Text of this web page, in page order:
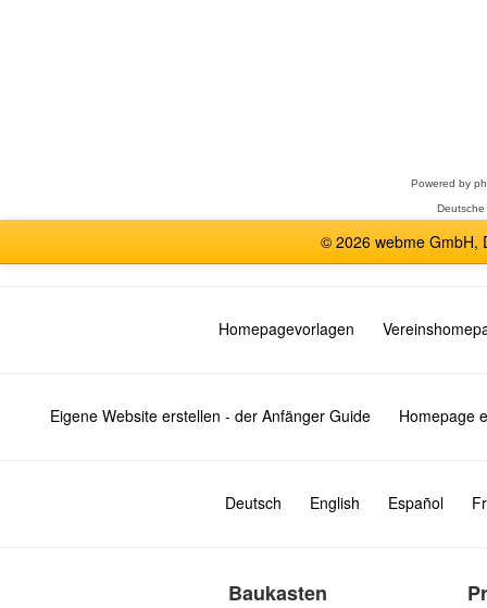
Powered by
© 2026 webme GmbH,
Homepagevorlagen
Eigene Website erstellen - der Anfänger Guide Homepage
Deutsch English Español
Baukasten